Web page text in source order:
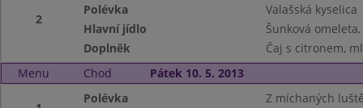
2
Polévka
Valašská kyselica
Hlavní jídlo
Šunková
Doplněk
Čaj s citronem,
Menu
Chod Pátek 10. 5. 2013
Polévka
Z míchaných